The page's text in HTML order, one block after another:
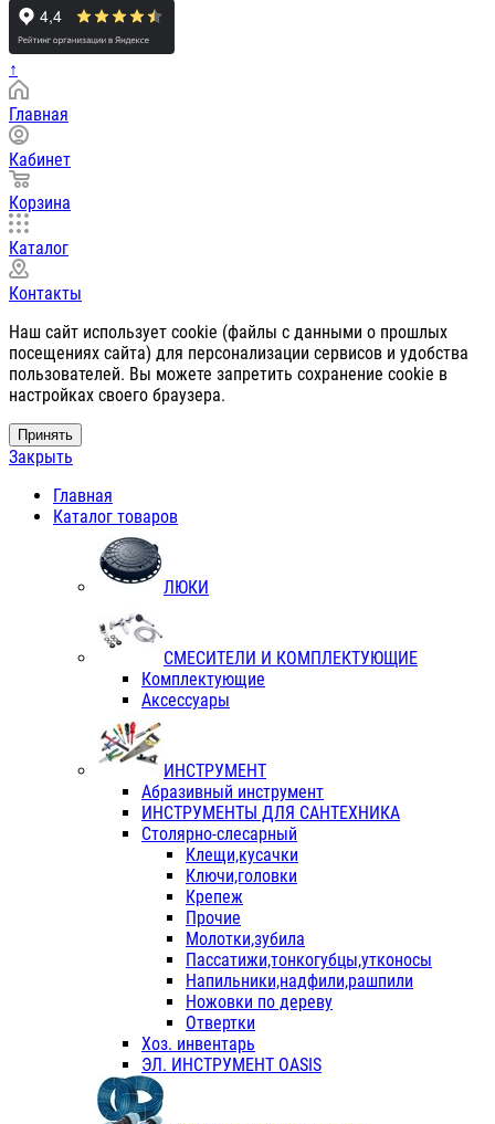
↑
Главная
Кабинет
Корзина
Каталог
Контакты
Наш сайт использует cookie (файлы с данными о прошлых
посещениях сайта) для персонализации сервисов и удобства
пользователей. Вы можете запретить сохранение cookie в
настройках своего браузера.
Принять
Закрыть
Главная
Каталог товаров
ЛЮКИ
СМЕСИТЕЛИ И КОМПЛЕКТУЮЩИЕ
Комплектующие
Аксессуары
ИНСТРУМЕНТ
Абразивный инструмент
ИНСТРУМЕНТЫ ДЛЯ САНТЕХНИКА
Столярно-слесарный
Клещи,кусачки
Ключи,головки
Крепеж
Прочие
Молотки,зубила
Пассатижи,тонкогубцы,утконосы
Напильники,надфили,рашпили
Ножовки по дереву
Отвертки
Хоз. инвентарь
ЭЛ. ИНСТРУМЕНТ OASIS